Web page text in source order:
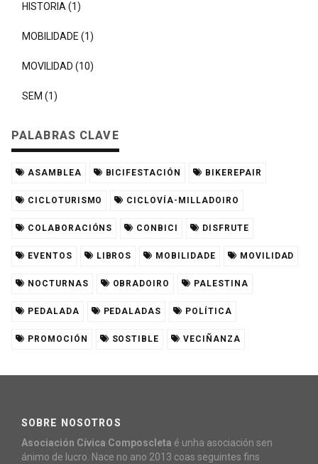
HISTORIA (1)
MOBILIDADE (1)
MOVILIDAD (10)
SEM (1)
PALABRAS CLAVE
ASAMBLEA BICIFESTACIÓN BIKEREPAIR
CICLOTURISMO CICLOVÍA-MILLADOIRO
COLABORACIÓNS CONBICI DISFRUTE
EVENTOS LIBROS MOBILIDADE MOVILIDAD
NOCTURNAS OBRADOIRO PALESTINA
PEDALADA PEDALADAS POLÍTICA
PROMOCIÓN SOSTIBLE VECIÑANZA
SOBRE NOSOTROS
Asociación Cívica Composcleta é unha asociación sen
ánimo de lucro. Nace no ano 2013 coas seguintes fins